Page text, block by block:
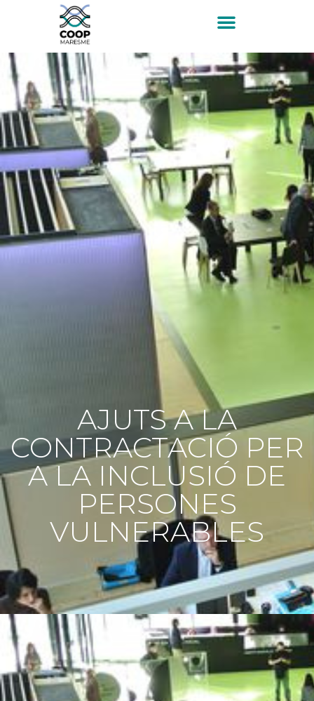
AJUTS A LA
CONTRACTACIÓ PER
A LA INCLUSIÓ DE
PERSONES
VULNERABLES